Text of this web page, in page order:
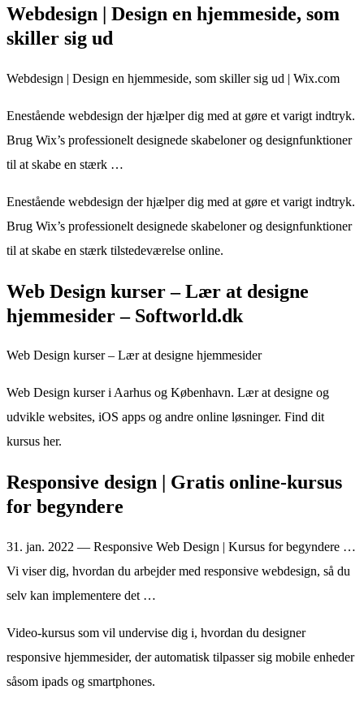
Webdesign | Design en hjemmeside, som
skiller sig ud
Webdesign | Design en hjemmeside, som skiller sig ud | Wix.com
Enestående webdesign der hjælper dig med at gøre et varigt indtryk.
Brug Wix’s professionelt designede skabeloner og designfunktioner
til at skabe en stærk …
Enestående webdesign der hjælper dig med at gøre et varigt indtryk.
Brug Wix’s professionelt designede skabeloner og designfunktioner
til at skabe en stærk tilstedeværelse online.
Web Design kurser – Lær at designe
hjemmesider – Softworld.dk
Web Design kurser – Lær at designe hjemmesider
Web Design kurser i Aarhus og København. Lær at designe og
udvikle websites, iOS apps og andre online løsninger. Find dit
kursus her.
Responsive design | Gratis online-kursus
for begyndere
31. jan. 2022 — Responsive Web Design | Kursus for begyndere …
Vi viser dig, hvordan du arbejder med responsive webdesign, så du
selv kan implementere det …
Video-kursus som vil undervise dig i, hvordan du designer
responsive hjemmesider, der automatisk tilpasser sig mobile enheder
såsom ipads og smartphones.